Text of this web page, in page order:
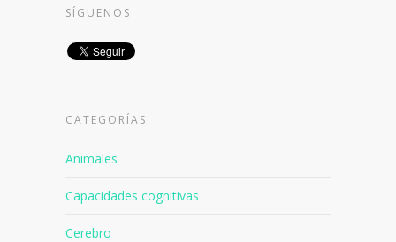
SÍGUENOS
CATEGORÍAS
Animales
Capacidades cognitivas
Cerebro